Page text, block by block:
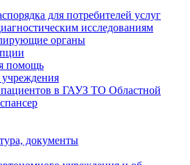
для потребителей услуг
исследованиям
органы
помощь
в ГАУЗ ТО Областной
документы